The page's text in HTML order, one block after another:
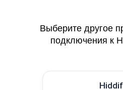
Выберите другое
подключения к